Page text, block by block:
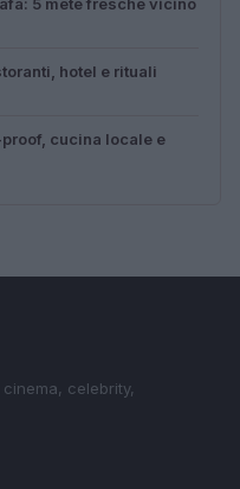
hotel e rituali
cucina locale e
celebrity,